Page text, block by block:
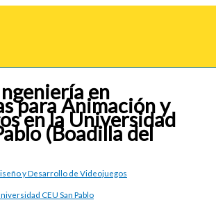
en
para Animación y
en la Universidad
(Boadilla del
y Desarrollo de Videojuegos
CEU San Pablo